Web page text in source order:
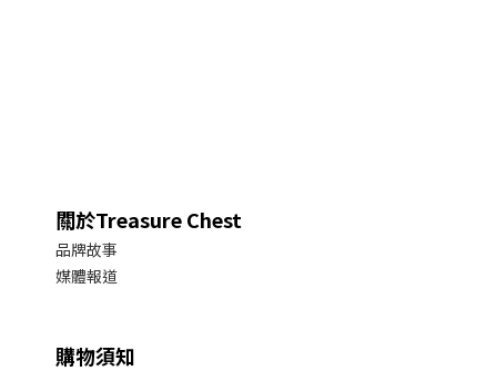
關於Treasure Chest
品牌故事
媒體報道
購物須知